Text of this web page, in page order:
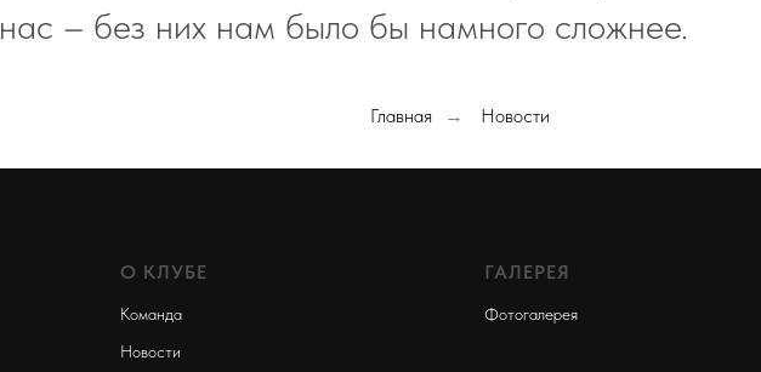
нас – без них нам было бы намного сложнее.
Главная → Новости
О КЛУБЕ
Команда
Новости
ГАЛЕРЕЯ
Фотогалерея